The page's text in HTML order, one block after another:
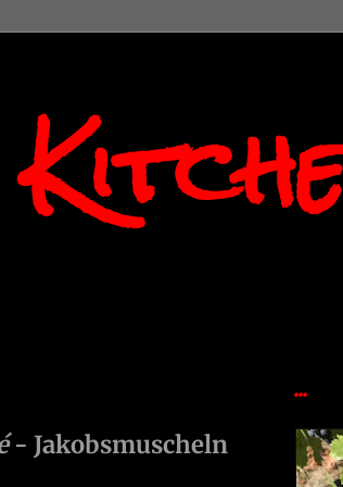
- Jakobsmuscheln
...